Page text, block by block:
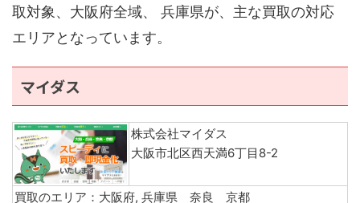
取対象、大阪府全域、 兵庫県が、主な買取の対応
エリアとなっています。
マイダス
株式会社マイダス
大阪市北区西天満6丁目8-2
買取のエリア：大阪府, 兵庫県 奈良 京都